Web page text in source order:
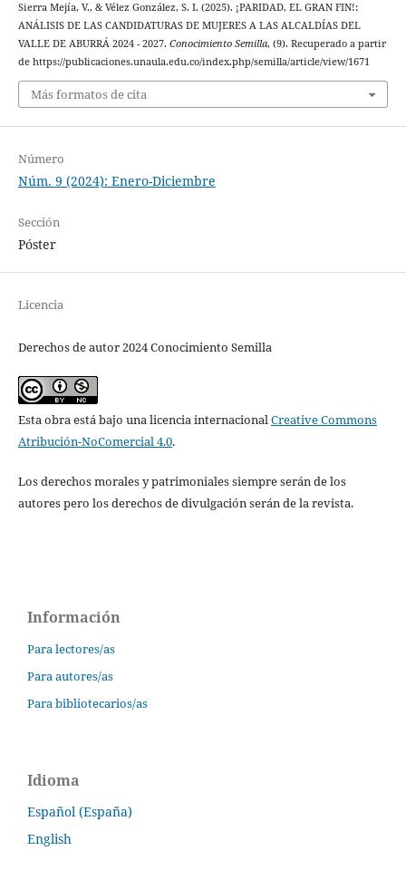
Sierra Mejía, V., & Vélez González, S. I. (2025). ¡PARIDAD, EL GRAN FIN!:
ANÁLISIS DE LAS CANDIDATURAS DE MUJERES A LAS ALCALDÍAS DEL
VALLE DE ABURRÁ 2024 - 2027. Conocimiento Semilla, (9). Recuperado a partir
de https://publicaciones.unaula.edu.co/index.php/semilla/article/view/1671
Más formatos de cita
Número
Núm. 9 (2024): Enero-Diciembre
Sección
Póster
Licencia
Derechos de autor 2024 Conocimiento Semilla
Esta obra está bajo una licencia internacionalCreative Commons
Atribución-NoComercial 4.0.
Los derechos morales y patrimoniales siempre serán de los
autores pero los derechos de divulgación serán de la revista.
Información
Para lectores/as
Para autores/as
Para bibliotecarios/as
Idioma
Español (España)
English